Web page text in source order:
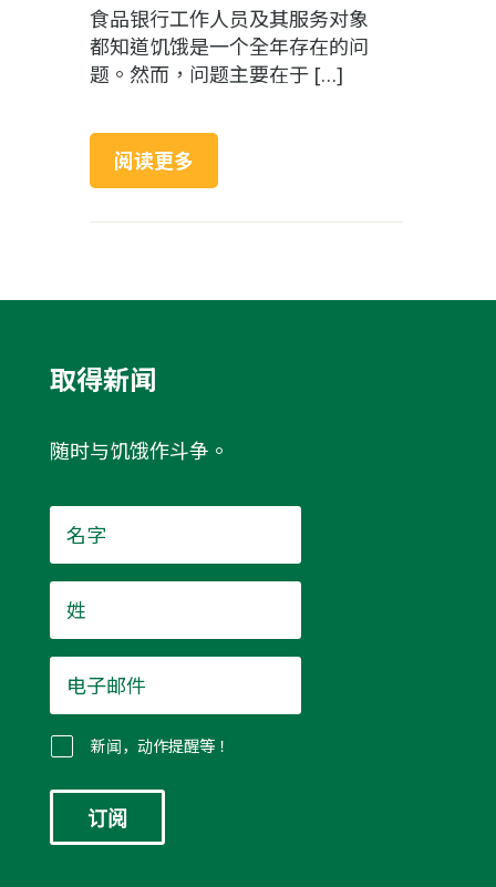
食品银行工作人员及其服务对象
都知道饥饿是一个全年存在的问
题。然而，问题主要在于 […]
阅读更多
取得新闻
随时与饥饿作斗争。
字
*
*
子
邮
件
新闻，动作提醒等！